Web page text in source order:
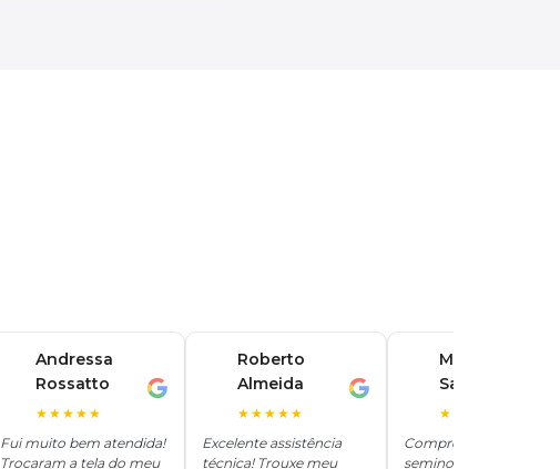
Andressa
Rossatto
★★★★★
Fui muito bem atendida!
Trocaram a tela do meu
Roberto
Almeida
★★★★★
Excelente assistência
técnica! Trouxe meu
Marina
Santos
★★★★★
Comprei um iPhone
seminovo aqui e ficou